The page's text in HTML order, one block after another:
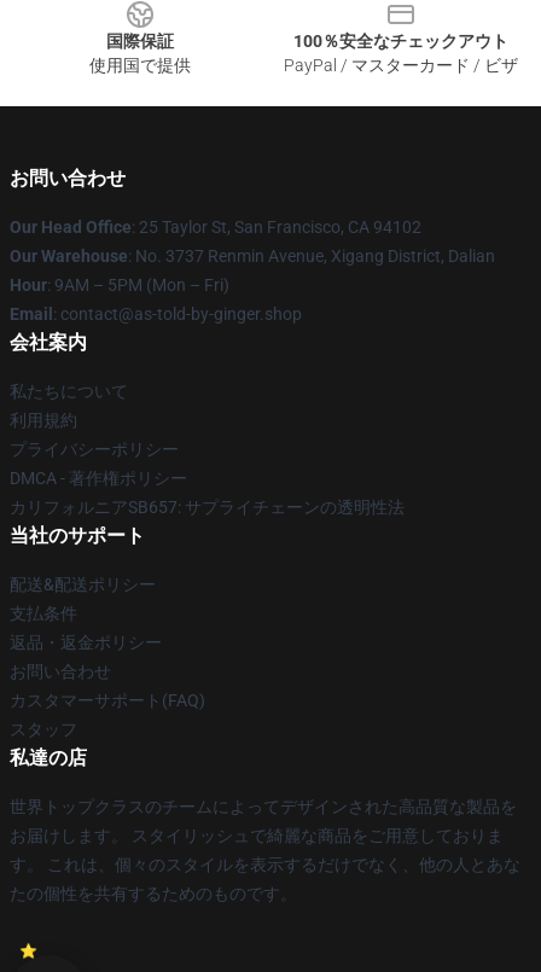
国際保証
使用国で提供
100％安全なチェックアウト
PayPal / マスターカード / ビザ
お問い合わせ
Our Head Office: 25 Taylor St, San Francisco, CA 94102
Our Warehouse: No. 3737 Renmin Avenue, Xigang District, Dalian
Hour: 9AM – 5PM (Mon – Fri)
Email : contact@as-told-by-ginger.shop
会社案内
私たちについて
利用規約
プライバシーポリシー
DMCA - 著作権ポリシー
カリフォルニアSB657: サプライチェーンの透明性法
当社のサポート
配送&配送ポリシー
支払条件
返品・返金ポリシー
お問い合わせ
カスタマーサポート(FAQ)
スタッフ
私達の店
世界トップクラスのチームによってデザインされた高品質な製品を
お届けします。 スタイリッシュで綺麗な商品をご用意しておりま
す。 これは、個々のスタイルを表示するだけでなく、他の人とあな
たの個性を共有するためのものです。